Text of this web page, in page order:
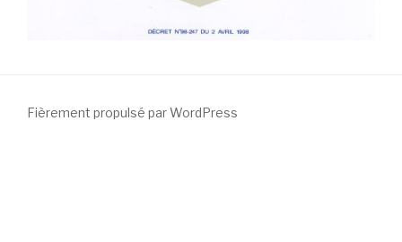
Fièrement propulsé par WordPress